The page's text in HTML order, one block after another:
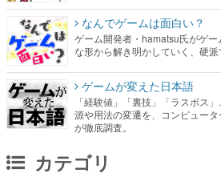
なんでゲームは面白い？
ゲーム開発者・hamatsu氏がゲ
な形から解き明かしていく、硬派
ゲームが変えた日本語
「経験値」「裏技」「ラスボス
源や用法の変遷を、コンピュー
が徹底調査。
カテゴリ